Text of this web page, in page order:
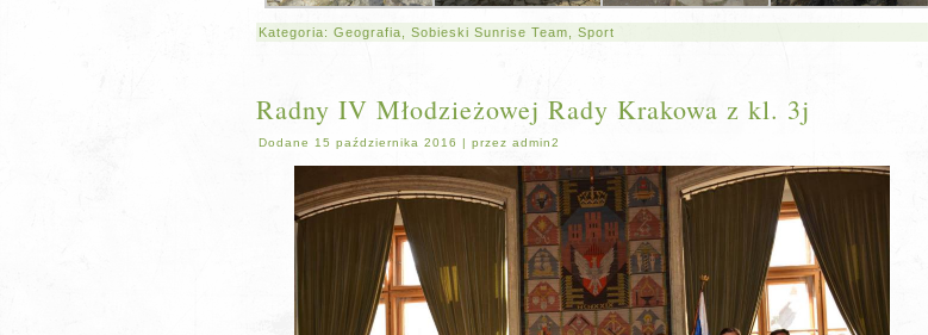
Kategoria: Geografia Sobieski Sunrise Team Sport
Radny IV Młodzieżowej Rady Krakowa z kl. 3j
Dodane 15 października 2016 | przez admin2